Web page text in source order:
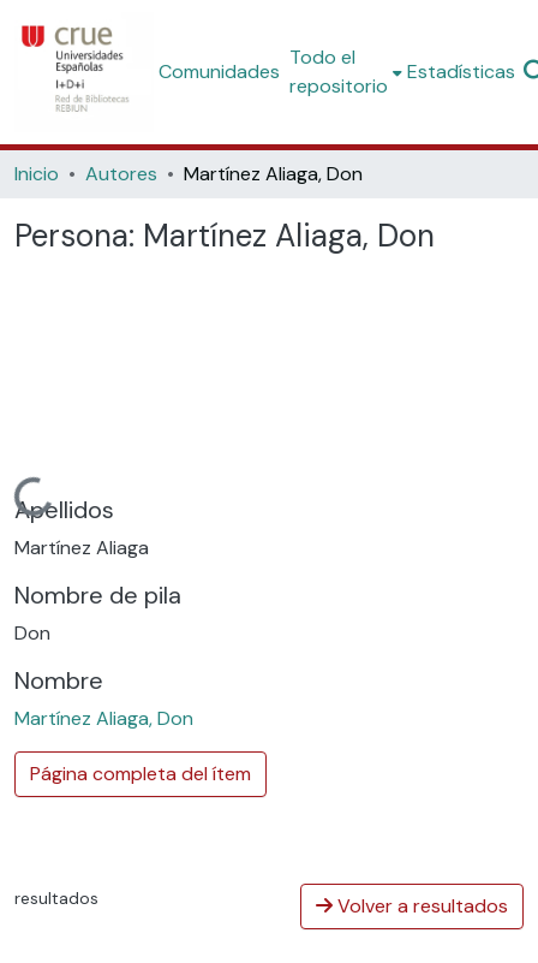
Comunidades
Todo el
repositorio
Estadísticas
Inicio Autores Martínez Aliaga, Don
Persona: Martínez Aliaga, Don
Cargando...
Apellidos
Martínez Aliaga
Nombre de pila
Don
Nombre
Martínez Aliaga, Don
Página completa del ítem
resultados Volver a resultados